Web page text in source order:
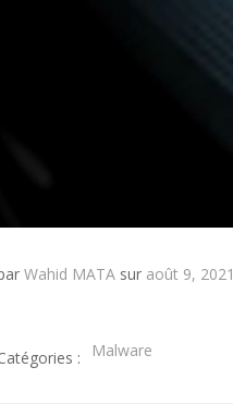
Wahid MATA sur août 9, 2021
: Malware